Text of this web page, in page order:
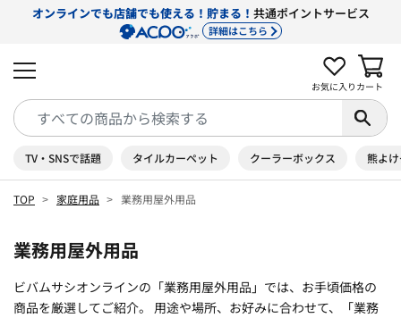
オンラインでも店舗でも使える！貯まる！ 共通ポイントサービス
詳細はこちら
お気に入り カート
TV・SNSで話題 タイルカーペット クーラーボックス 熊よ
TOP 家庭用品 業務用屋外用品
業務用屋外用品
ビバムサシオンラインの「業務用屋外用品」では、お手頃価格の
商品を厳選してご紹介。 用途や場所、お好みに合わせて、「業務